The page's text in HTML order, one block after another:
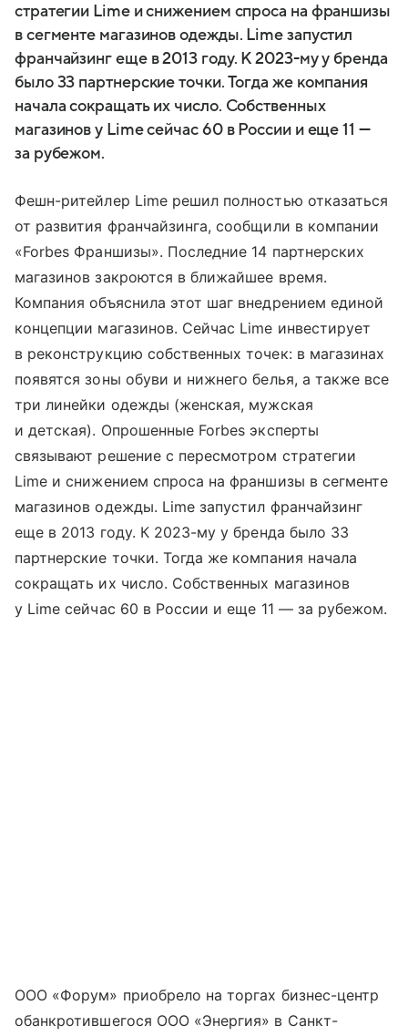
стратегии Lime и снижением спроса на франшизы
в сегменте магазинов одежды. Lime запустил
франчайзинг еще в 2013 году. К 2023-му у бренда
было 33 партнерские точки. Тогда же компания
начала сокращать их число. Собственных
магазинов у Lime сейчас 60 в России и еще 11 —
за рубежом.
Фешн-ритейлер Lime решил полностью отказаться
от развития франчайзинга, сообщили в компании
«Forbes Франшизы». Последние 14 партнерских
магазинов закроются в ближайшее время.
Компания объяснила этот шаг внедрением единой
концепции магазинов. Сейчас Lime инвестирует
в реконструкцию собственных точек: в магазинах
появятся зоны обуви и нижнего белья, а также все
три линейки одежды (женская, мужская
и детская). Опрошенные Forbes эксперты
связывают решение с пересмотром стратегии
Lime и снижением спроса на франшизы в сегменте
магазинов одежды. Lime запустил франчайзинг
еще в 2013 году. К 2023-му у бренда было 33
партнерские точки. Тогда же компания начала
сокращать их число. Собственных магазинов
у Lime сейчас 60 в России и еще 11 — за рубежом.
ООО «Форум» приобрело на торгах бизнес-центр
обанкротившегося ООО «Энергия» в Санкт-